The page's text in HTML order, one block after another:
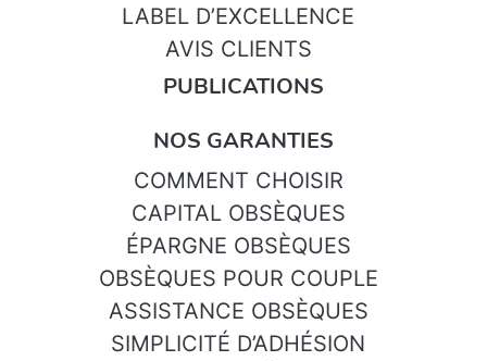
LABEL D’EXCELLENCE
AVIS CLIENTS
PUBLICATIONS
NOS GARANTIES
COMMENT CHOISIR
CAPITAL OBSÈQUES
ÉPARGNE OBSÈQUES
OBSÈQUES POUR COUPLE
ASSISTANCE OBSÈQUES
SIMPLICITÉ D’ADHÉSION